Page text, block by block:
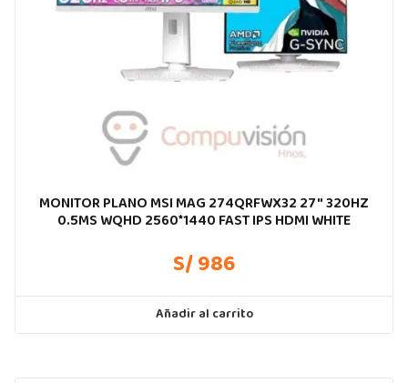
MONITOR PLANO MSI MAG 274QRFWX32 27″ 320HZ
0.5MS WQHD 2560*1440 FAST IPS HDMI WHITE
S/ 986
Añadir al carrito